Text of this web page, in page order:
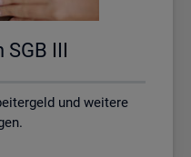
SGB III
und weitere